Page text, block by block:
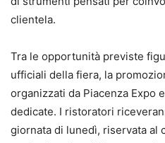
clientela.
Tra le opportunità previste
ufficiali della fiera, la
organizzati da Piacenza Expo
dedicate. I ristoratori
giornata di lunedì, riservata al